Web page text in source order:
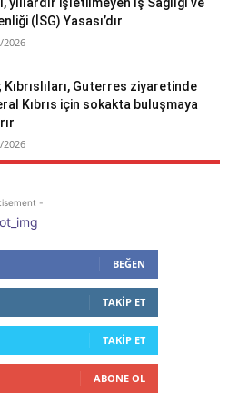
yıllardır işletilmeyen İş Sağlığı ve
(İSG) Yasası’dır
2026
Kıbrıslıları, Guterres ziyaretinde
Kıbrıs için sokakta buluşmaya
2026
-
BEĞEN
TAKIP ET
TAKIP ET
ABONE OL